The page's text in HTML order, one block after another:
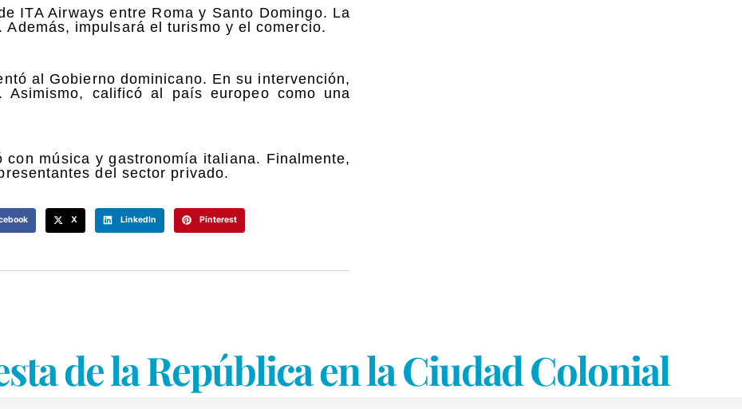
ITA Airways entre Roma y Santo Domingo. La
impulsará el turismo y el comercio.
al Gobierno dominicano. En su intervención,
calificó al país europeo como una
música y gastronomía italiana. Finalmente,
del sector privado.
X LinkedIn Pinterest
de la República en la Ciudad Colonial